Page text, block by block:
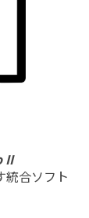
II
統合ソフト